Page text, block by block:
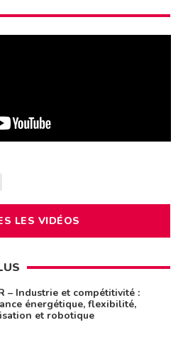
LES VIDÉOS
– Industrie et compétitivité :
énergétique, flexibilité,
et robotique